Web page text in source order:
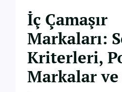
İç Çamaşır
Markaları:
Kriterleri,
Markalar